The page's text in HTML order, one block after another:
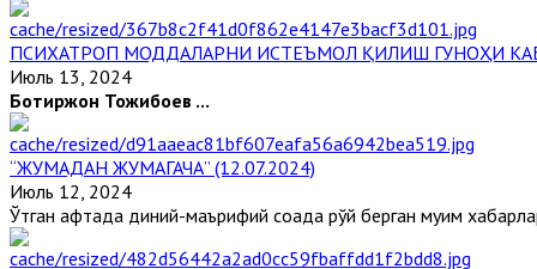
ПСИХАТРОП МОДДАЛАРНИ ИСТЕЪМОЛ ҚИЛИШ ГУНОҲИ
Июль 13, 2024
Ботиржон Тожибоев ...
“ЖУМАДАН ЖУМАГАЧА” (12.07.2024)
Июль 12, 2024
Ўтган ҳафтада диний-маърифий соҳада рўй берган муҳим